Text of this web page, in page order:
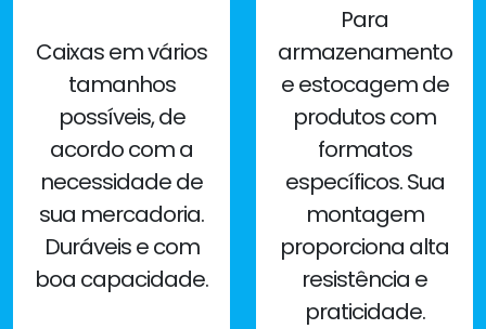
Caixas em vários
tamanhos
possíveis, de
acordo com a
necessidade de
sua mercadoria.
Duráveis e com
boa capacidade.
Para
armazenamento
e estocagem de
produtos com
formatos
específicos. Sua
montagem
proporciona alta
resistência e
praticidade.